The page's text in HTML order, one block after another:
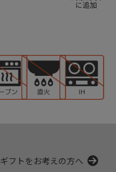
ギフトをお考えの方へ